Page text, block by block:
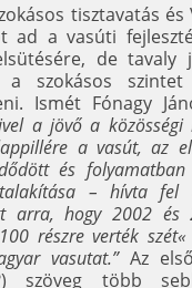
tisztavatás és
ad a vasúti
de tavaly
a szokásos
Ismét Fónagy
a jövő a közösségi
a vasút, az
és
– hívta fel
arra, hogy 2002 és
részre verték
vasutat.”Az
szöveg több